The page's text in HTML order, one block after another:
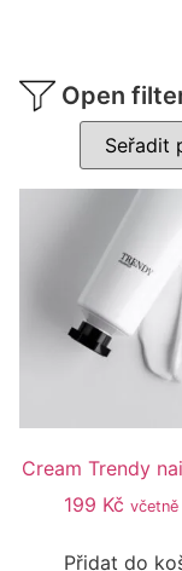
Open
Cream Trendy
199 Kč včetně
Přidat do